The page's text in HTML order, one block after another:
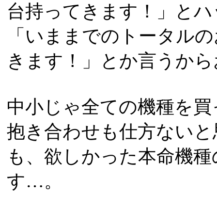
台持ってきます！」と
「いままでのトータル
きます！」とか言うか
中小じゃ全ての機種を
抱き合わせも仕方ない
も、欲しかった本命機
す…。